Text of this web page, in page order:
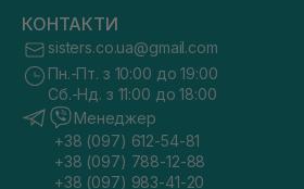
КОНТАКТИ
sisters.co.ua@gmail.com
Пн.-Пт. з 10:00 до 19:00
Сб.-Нд. з 11:00 до 18:00
Менеджер
+38 (097) 612-54-81
+38 (097) 788-12-88
+38 (097) 983-41-20